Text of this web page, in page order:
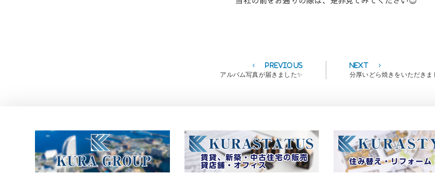
シ
ョ
ン
PreviousPrevious
アルバム写真が届きました✨
Next
Next
post:
分厚いどら焼きをいただきま